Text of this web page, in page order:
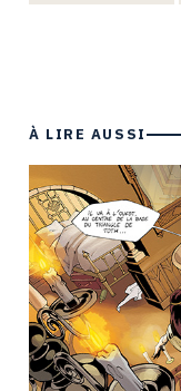
À LIRE AUSSI